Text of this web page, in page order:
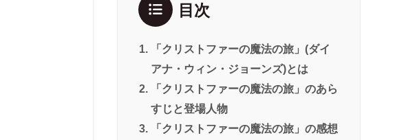
目次
「クリストファーの魔法の旅」(ダイ
アナ・ウィン・ジョーンズ)とは
「クリストファーの魔法の旅」のあら
すじと登場人物
「クリストファーの魔法の旅」の感想